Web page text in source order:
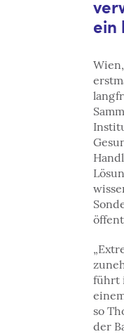
ein
führt
so
der